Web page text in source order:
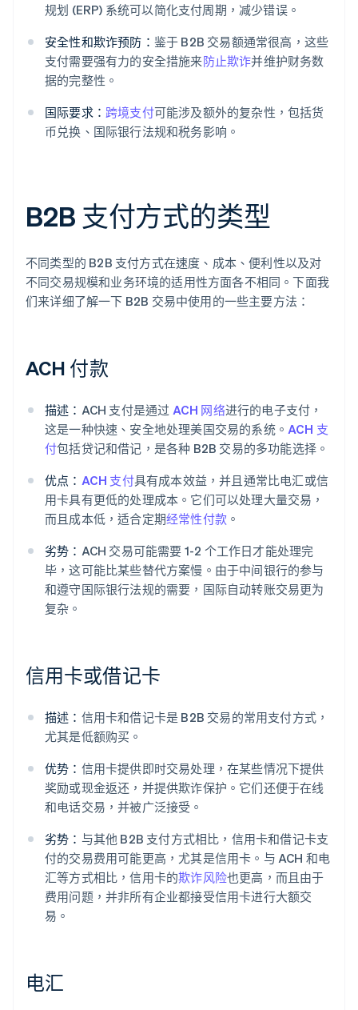
规划 (ERP) 系统可以简化支付周期，减少错误。
安全性和欺诈预防： 鉴于 B2B 交易额通常很高，这些
支付需要强有力的安全措施来防止欺诈并维护财务数
据的完整性。
国际要求： 跨境支付可能涉及额外的复杂性，包括货
币兑换、国际银行法规和税务影响。
B2B 支付方式的类型
不同类型的 B2B 支付方式在速度、成本、便利性以及对
不同交易规模和业务环境的适用性方面各不相同。下面我
们来详细了解一下 B2B 交易中使用的一些主要方法：
ACH 付款
描述： ACH 支付是通过 ACH 网络进行的电子支付，
这是一种快速、安全地处理美国交易的系统。 ACH 支
付包括贷记和借记，是各种 B2B 交易的多功能选择。
优点： ACH 支付具有成本效益，并且通常比电汇或信
用卡具有更低的处理成本。它们可以处理大量交易，
而且成本低，适合定期经常性付款 。
劣势： ACH 交易可能需要 1-2 个工作日才能处理完
毕，这可能比某些替代方案慢。由于中间银行的参与
和遵守国际银行法规的需要，国际自动转账交易更为
复杂。
信用卡或借记卡
描述： 信用卡和借记卡是 B2B 交易的常用支付方式，
尤其是低额购买。
优势： 信用卡提供即时交易处理，在某些情况下提供
奖励或现金返还，并提供欺诈保护。它们还便于在线
和电话交易，并被广泛接受。
劣势： 与其他 B2B 支付方式相比，信用卡和借记卡支
付的交易费用可能更高，尤其是信用卡。与 ACH 和电
汇等方式相比，信用卡的欺诈风险也更高，而且由于
费用问题，并非所有企业都接受信用卡进行大额交
易。
电汇